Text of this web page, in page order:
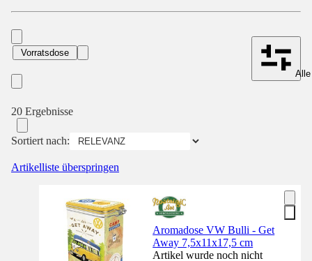
Vorratsdose
20 Ergebnisse
Sortiert nach:
Artikelliste überspringen
Aromadose VW Bulli - Get
Away 7,5x11x17,5 cm
Artikel wurde noch nicht